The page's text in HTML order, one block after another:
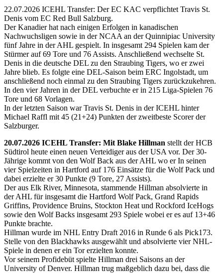
22.07.2026 ICEHL Transfer: Der EC KAC verpflichtet Travis St.
Denis vom EC Red Bull Salzburg.
Der Kanadier hat nach einigen Erfolgen in kanadischen
Nachwuchsligen sowie in der NCAA an der Quinnipiac University
fünf Jahre in der AHL gespielt. In insgesamt 294 Spielen kam der
Stürmer auf 69 Tore und 76 Assists. Anschließend wechselte St.
Denis in die deutsche DEL zu den Straubing Tigers, wo er zwei
Jahre blieb. Es folgte eine DEL-Saison beim ERC Ingolstadt, um
anschließend noch einmal zu den Straubing Tigers zurückzukehren.
In den vier Jahren in der DEL verbuchte er in 215 Liga-Spielen 76
Tore und 68 Vorlagen.
In der letzten Saison war Travis St. Denis in der ICEHL hinter
Michael Raffl mit 45 (21+24) Punkten der zweitbeste Scorer der
Salzburger.
20.07.2026 ICEHL Transfer: Mit Blake Hillman stellt der HCB
Südtirol heute einen neuen Verteidiger aus der USA vor. Der 30-
Jährige kommt von den Wolf Back aus der AHL wo er In seinen
vier Spielzeiten in Hartford auf 176 Einsätze für die Wolf Pack und
dabei erzielte er 30 Punkte (9 Tore, 27 Assists).
Der aus Elk River, Minnesota, stammende Hillman absolvierte in
der AHL für insgesamt die Hartford Wolf Pack, Grand Rapids
Griffins, Providence Bruins, Stockton Heat und Rockford IceHogs
sowie den Wolf Backs insgesamt 293 Spiele wobei er es auf 13+46
Punkte brachte.
Hillman wurde im NHL Entry Draft 2016 in Runde 6 als Pick173.
Stelle von den Blackhawks ausgewählt und absolvierte vier NHL-
Spiele in denen er ein Tor erzielten konnte.
Vor seinem Profidebüt spielte Hillman drei Saisons an der
University of Denver. Hillman trug maßgeblich dazu bei, dass die